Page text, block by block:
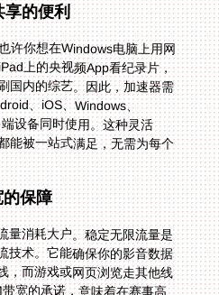
享的便利
许你想在Windows电脑上用网
上的央视频App看纪录片，
国内的综艺。因此，加速器需
、iOS、Windows、
端设备同时使用。这种灵活
能被一站式满足，无需为每个
保障
量消耗大户。稳定无限流量是
技术。它能确保你的影音数据
，而游戏或网页浏览走其他线
宽的承诺，意味着在赛事高
道，避免与他人挤占带宽导致